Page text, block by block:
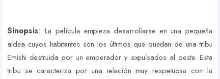
Sinopsis: La película empieza desarrollarse en una pequeña
aldea cuyos habitantes son los últimos que quedan de una tribu
Emishi destruida por un emperador y expulsados al oeste. Esta
tribu se caracteriza por una relación muy respetuosa con la